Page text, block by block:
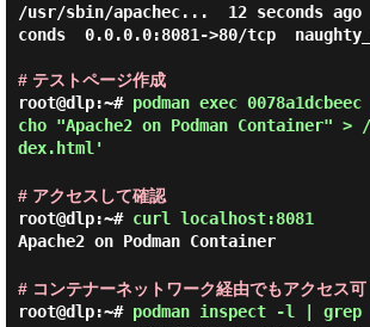
/usr/sbin/apachec...  12 seconds ago
conds  0.0.0.0:8081->80/tcp
# テストページ作成
root@dlp:~# podman exec
cho "Apache2 on Podman Container" >
dex.html'
# アクセスして確認
root@dlp:~# curl localhost:8081
Apache2 on Podman Container
# コンテナーネットワーク経由でもアクセス可
root@dlp:~# podman inspect -l | grep